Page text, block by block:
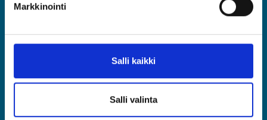
Markkinointi
Salli kaikki
Salli valinta
Jäsenyys
Palvelut & edut